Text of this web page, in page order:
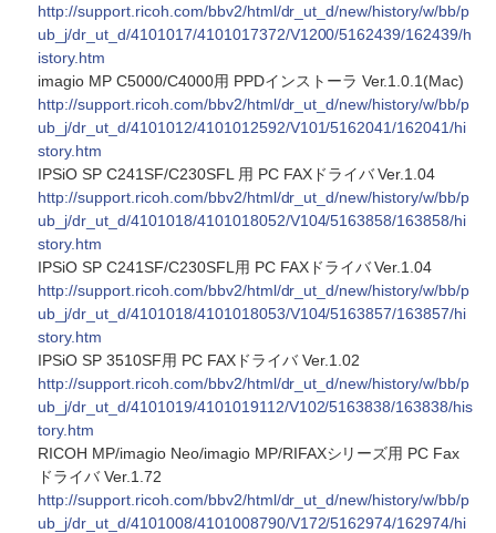
http://support.ricoh.com/bbv2/html/dr_ut_d/new/history/w/bb/p
ub_j/dr_ut_d/4101017/4101017372/V1200/5162439/162439/h
istory.htm
imagio MP C5000/C4000用 PPDインストーラ Ver.1.0.1(Mac)
http://support.ricoh.com/bbv2/html/dr_ut_d/new/history/w/bb/p
ub_j/dr_ut_d/4101012/4101012592/V101/5162041/162041/hi
story.htm
IPSiO SP C241SF/C230SFL 用 PC FAXドライバ Ver.1.04
http://support.ricoh.com/bbv2/html/dr_ut_d/new/history/w/bb/p
ub_j/dr_ut_d/4101018/4101018052/V104/5163858/163858/hi
story.htm
IPSiO SP C241SF/C230SFL用 PC FAXドライバ Ver.1.04
http://support.ricoh.com/bbv2/html/dr_ut_d/new/history/w/bb/p
ub_j/dr_ut_d/4101018/4101018053/V104/5163857/163857/hi
story.htm
IPSiO SP 3510SF用 PC FAXドライバ Ver.1.02
http://support.ricoh.com/bbv2/html/dr_ut_d/new/history/w/bb/p
ub_j/dr_ut_d/4101019/4101019112/V102/5163838/163838/his
tory.htm
RICOH MP/imagio Neo/imagio MP/RIFAXシリーズ用 PC Fax
ドライバ Ver.1.72
http://support.ricoh.com/bbv2/html/dr_ut_d/new/history/w/bb/p
ub_j/dr_ut_d/4101008/4101008790/V172/5162974/162974/hi